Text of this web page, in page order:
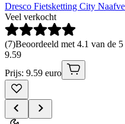
Dresco Fietsketting City
Veel verkocht
(7)Beoordeeld met 4.1 van de
9.59
Prijs: 9.59 euro